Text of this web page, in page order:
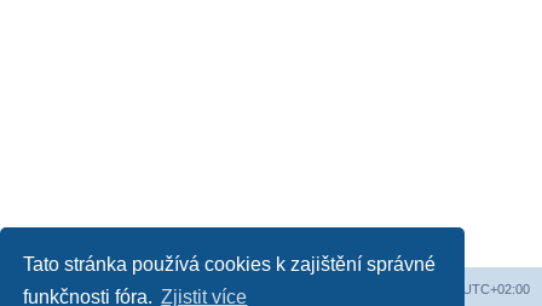
Tato stránka používá cookies k zajištění správné
funkčnosti fóra. Zjistit více
Obsah fóra UTC+02:00